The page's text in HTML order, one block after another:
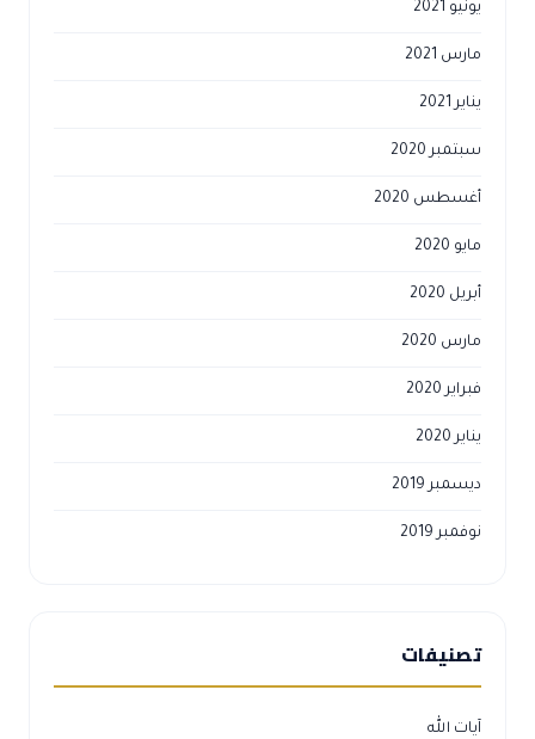
يونيو 2021
مارس 2021
يناير 2021
سبتمبر 2020
أغسطس 2020
مايو 2020
أبريل 2020
مارس 2020
فبراير 2020
يناير 2020
ديسمبر 2019
نوفمبر 2019
تصنيفات
آيات الله